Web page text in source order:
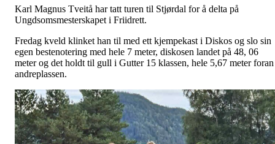
Karl Magnus Tveitå har tatt turen til Stjørdal for å delta på
Ungdsomsmesterskapet i Friidrett.
Fredag kveld klinket han til med ett kjempekast i Diskos og slo sin
egen bestenotering med hele 7 meter, diskosen landet på 48, 06
meter og det holdt til gull i Gutter 15 klassen, hele 5,67 meter foran
andreplassen.